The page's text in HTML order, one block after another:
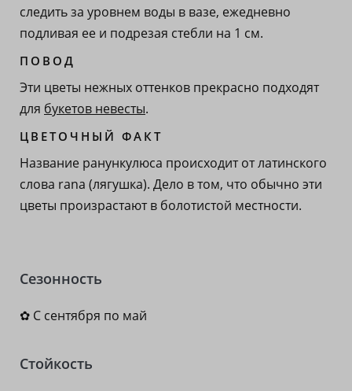
следить за уровнем воды в вазе, ежедневно
подливая ее и подрезая стебли на 1 см.
ПОВОД
Эти цветы нежных оттенков прекрасно подходят
для букетов невесты.
ЦВЕТОЧНЫЙ ФАКТ
Название ранункулюса происходит от латинского
слова rana (лягушка). Дело в том, что обычно эти
цветы произрастают в болотистой местности.
Сезонность
✿ С сентября по май
Стойкость